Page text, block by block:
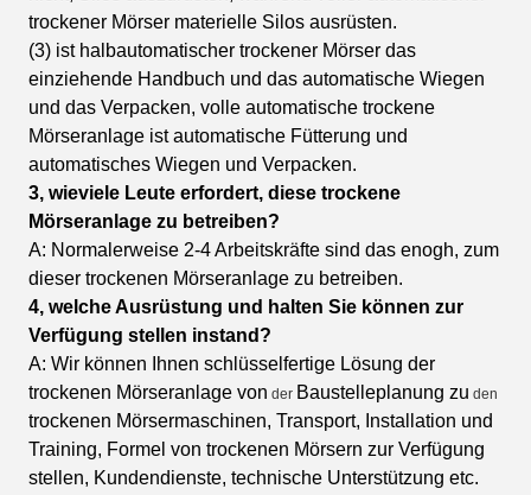
trockener Mörser materielle Silos ausrüsten.
(3) ist halbautomatischer trockener Mörser das
einziehende Handbuch und das automatische Wiegen
und das Verpacken, volle automatische trockene
Mörseranlage ist automatische Fütterung und
automatisches Wiegen und Verpacken.
3, wieviele Leute erfordert, diese trockene
Mörseranlage zu betreiben?
A: Normalerweise 2-4 Arbeitskräfte sind das enogh, zum
dieser trockenen Mörseranlage zu betreiben.
4, welche Ausrüstung und halten Sie können zur
Verfügung stellen instand?
A: Wir können Ihnen schlüsselfertige Lösung der
trockenen Mörseranlage von der Baustelleplanung zu den
trockenen Mörsermaschinen, Transport, Installation und
Training, Formel von trockenen Mörsern zur Verfügung
stellen, Kundendienste, technische Unterstützung etc.